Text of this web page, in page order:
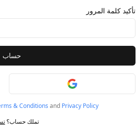
تأكيد كلمة المرور
حساب
& Conditions and Privacy Policy
تملك حساب؟